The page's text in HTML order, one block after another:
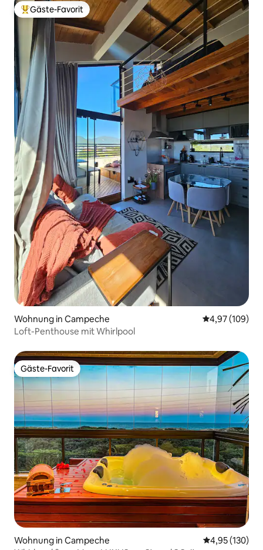
Beliebter Gäste-Favorit.
Gäste-Favorit
Wohnung in Campeche
4,97 (109)
Loft-Penthouse mit Whirlpool
Gäste-Favorit
Gäste-Favorit
Wohnung in Campeche
4,95 (130)